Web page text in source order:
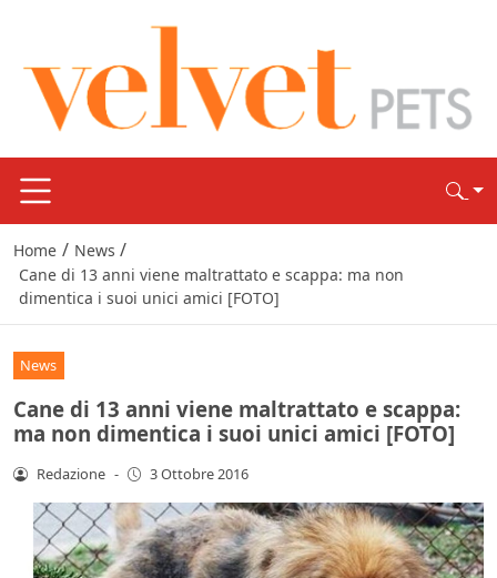
Home / News /
Cane di 13 anni viene maltrattato e scappa: ma non
dimentica i suoi unici amici [FOTO]
News
Cane di 13 anni viene maltrattato e scappa:
ma non dimentica i suoi unici amici [FOTO]
Redazione - 3 Ottobre 2016